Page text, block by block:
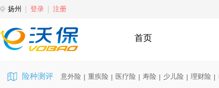
扬州 登录 注册
首页
险种测评 意外险 | 重疾险 | 医疗险 | 寿险 | 少儿险 | 理财险 |